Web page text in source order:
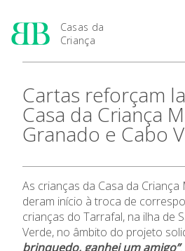
Casas da
Criança
Criança
Pensamento Pedagógico de
Bissaya Barreto
Natureza e fins pedagógicos
Princípios Educativos Gerais
As 7 Casas
Joaquina Barreto Rosa
Maria do Resgate Salazar
Maria Rita Patrocínio Costa
Maria Leonor Anjos Diniz
Maria Granado
Admissão
Período de Inscrição
Candidatura
Cartas reforçam
Casa da Criança
Granado e Cabo
As crianças da Casa da
deram início à troca de
crianças do Tarrafal, na ilha de
Verde, no âmbito do projeto
brinquedo, ganhei um amigo”.